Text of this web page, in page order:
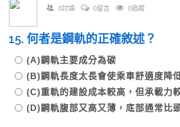
0討論 0留言 0追蹤
15. 何者是鋼軌的正確敘述？
(A)鋼軌主要成分為碳
(B)鋼軌長度太長會使乘車舒適度降
(C)重軌的建設成本較高，但承載力
(D)鋼軌腹部又高又薄，底部通常比